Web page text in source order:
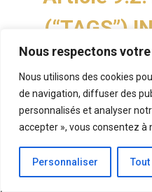
Nous respectons
Nous utilisons des cookies
de navigation, diffuser des
personnalisés et analyser
accepter », vous consentez à
Personnaliser
(“TAGS”)
balises Internet (également
balises d’action, GIF à un
invisibles et GIF un à un) et
Web susceptible de se
informations